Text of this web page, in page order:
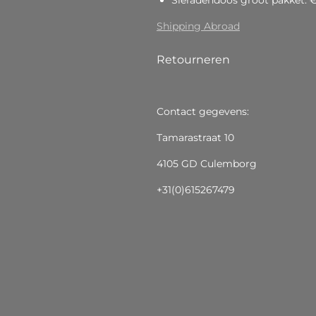
Shipping Abroad
Retourneren
Contact gegevens:
Tamarastraat 10
4105 GD Culemborg
+31(0)615267479